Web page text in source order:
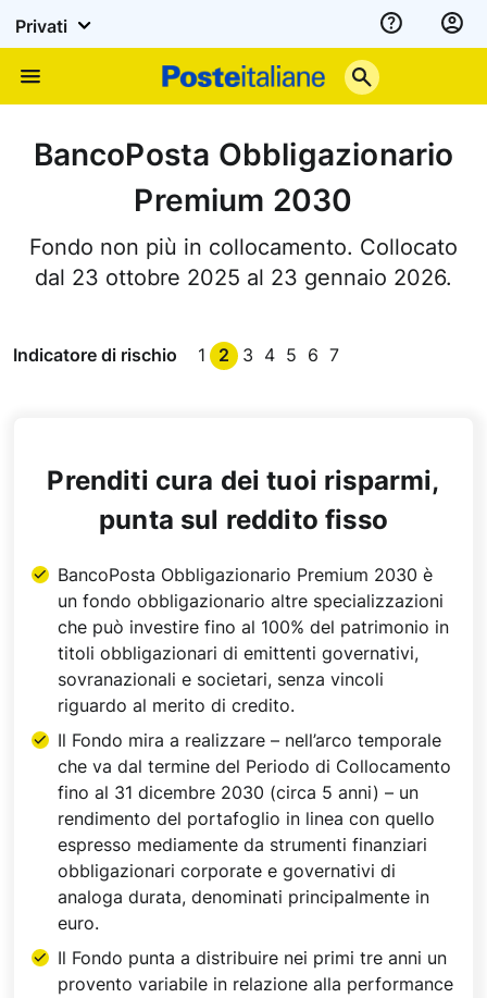
Privati
Assistenza
Italiane
BancoPosta Obbligazionario
Premium 2030
Fondo non più in collocamento. Collocato
dal 23 ottobre 2025 al 23 gennaio 2026.
Indicatore di rischio 1 2 3 4 5 6 7
Prenditi cura dei tuoi risparmi,
punta sul reddito fisso
BancoPosta Obbligazionario Premium 2030 è
un fondo obbligazionario altre specializzazioni
che può investire fino al 100% del patrimonio in
titoli obbligazionari di emittenti governativi,
sovranazionali e societari, senza vincoli
riguardo al merito di credito.
Il Fondo mira a realizzare – nell’arco temporale
che va dal termine del Periodo di Collocamento
fino al 31 dicembre 2030 (circa 5 anni) – un
rendimento del portafoglio in linea con quello
espresso mediamente da strumenti finanziari
obbligazionari corporate e governativi di
analoga durata, denominati principalmente in
euro.
Il Fondo punta a distribuire nei primi tre anni un
provento variabile in relazione alla performance